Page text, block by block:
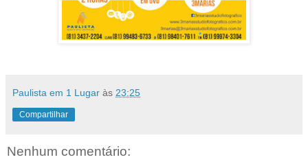
Paulista em 1 Lugar às 23:25
Compartilhar
Nenhum comentário: